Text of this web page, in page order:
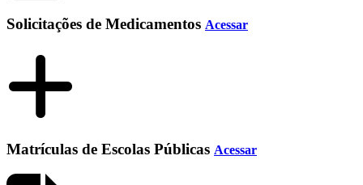
Solicitações de Medicamentos Acessar
Matrículas de Escolas Públicas Acessar